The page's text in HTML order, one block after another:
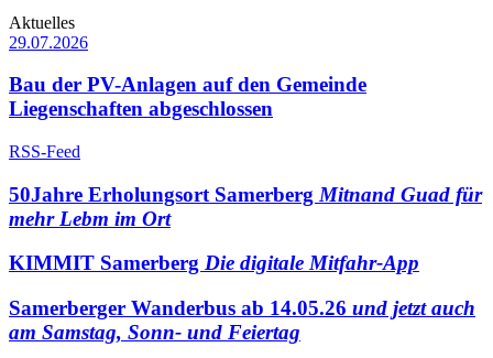
Aktuelles
29.07.2026
Bau der PV-Anlagen auf den Gemeinde
Liegenschaften abgeschlossen
RSS-Feed
50Jahre Erholungsort Samerberg Mitnand Guad für
mehr Lebm im Ort
KIMMIT Samerberg Die digitale Mitfahr-App
Samerberger Wanderbus ab 14.05.26 und jetzt auch
am Samstag, Sonn- und Feiertag